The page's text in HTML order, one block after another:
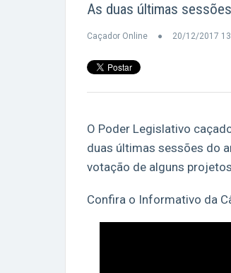
As duas últimas
Caçador Online 20/12/2017
O Poder Legislativo
duas últimas sessões do
votação de alguns
Confira o Informativo da